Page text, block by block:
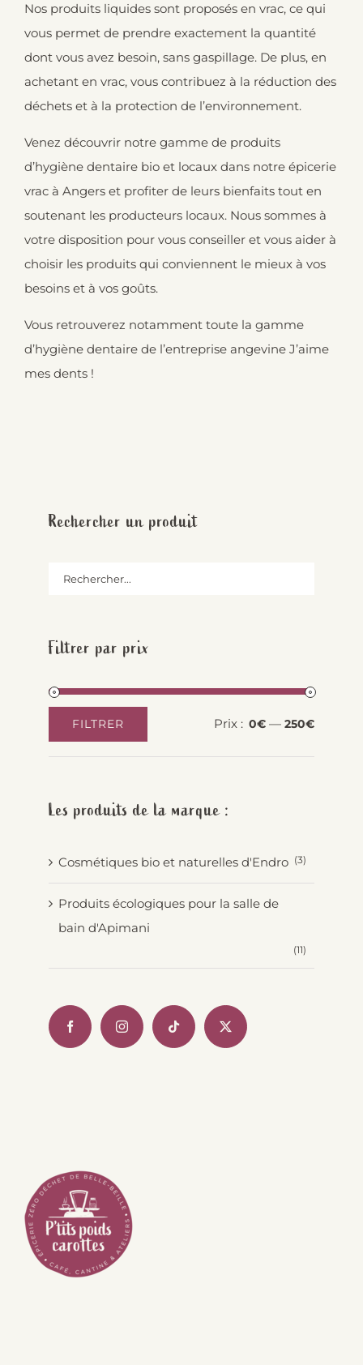
Nos produits liquides sont proposés en vrac, ce qui
vous permet de prendre exactement la quantité
dont vous avez besoin, sans gaspillage. De plus, en
achetant en vrac, vous contribuez à la réduction des
déchets et à la protection de l’environnement.
Venez découvrir notre gamme de produits
d’hygiène dentaire bio et locaux dans notre épicerie
vrac à Angers et profiter de leurs bienfaits tout en
soutenant les producteurs locaux. Nous sommes à
votre disposition pour vous conseiller et vous aider à
choisir les produits qui conviennent le mieux à vos
besoins et à vos goûts.
Vous retrouverez notamment toute la gamme
d’hygiène dentaire de l’entreprise angevine J’aime
mes dents !
Rechercher un produit
Filtrer par prix
min
max
FILTRER Prix : 0€ — 250€
Les produits de la marque :
Cosmétiques bio et naturelles d'Endro (3)
Produits écologiques pour la salle de
bain d'Apimani
(11)